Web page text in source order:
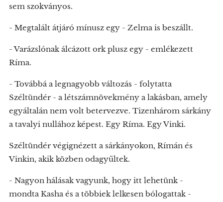
sem szokványos.
- Megtalált átjáró mínusz egy - Zelma is beszállt.
- Varázslónak álcázott ork plusz egy - emlékezett
Ríma.
- Továbbá a legnagyobb változás - folytatta
Széltündér - a létszámnövekmény a lakásban, amely
egyáltalán nem volt betervezve. Tizenhárom sárkány
a tavalyi nullához képest. Egy Ríma. Egy Vinki.
Széltündér végignézett a sárkányokon, Rímán és
Vinkin, akik közben odagyűltek.
- Nagyon hálásak vagyunk, hogy itt lehetünk -
mondta Kasha és a többiek lelkesen bólogattak -